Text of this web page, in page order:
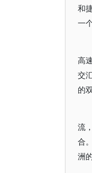
和
一
高
交
的
流
合
洲